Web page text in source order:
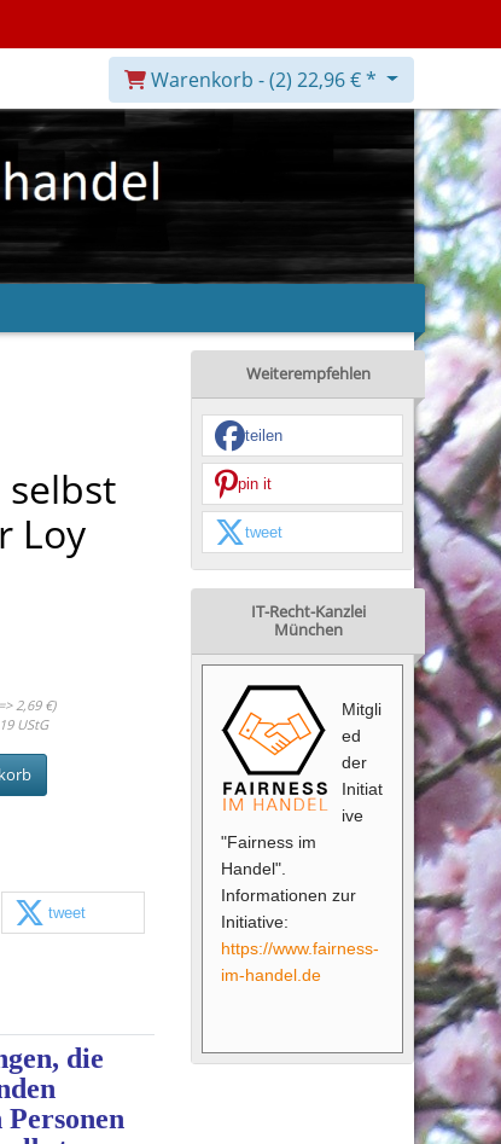
Warenkorb -(2) 22,96 € *
Loy
2,69 €)
UStG
tweet
die
Weiterempfehlen
teilen
pin it
tweet
IT-Recht-Kanzlei
München
Mitgli
ed
der
Initiat
ive
"Fairness im
Handel".
Informationen zur
Initiative:
https://www.fairness-
im-handel.de